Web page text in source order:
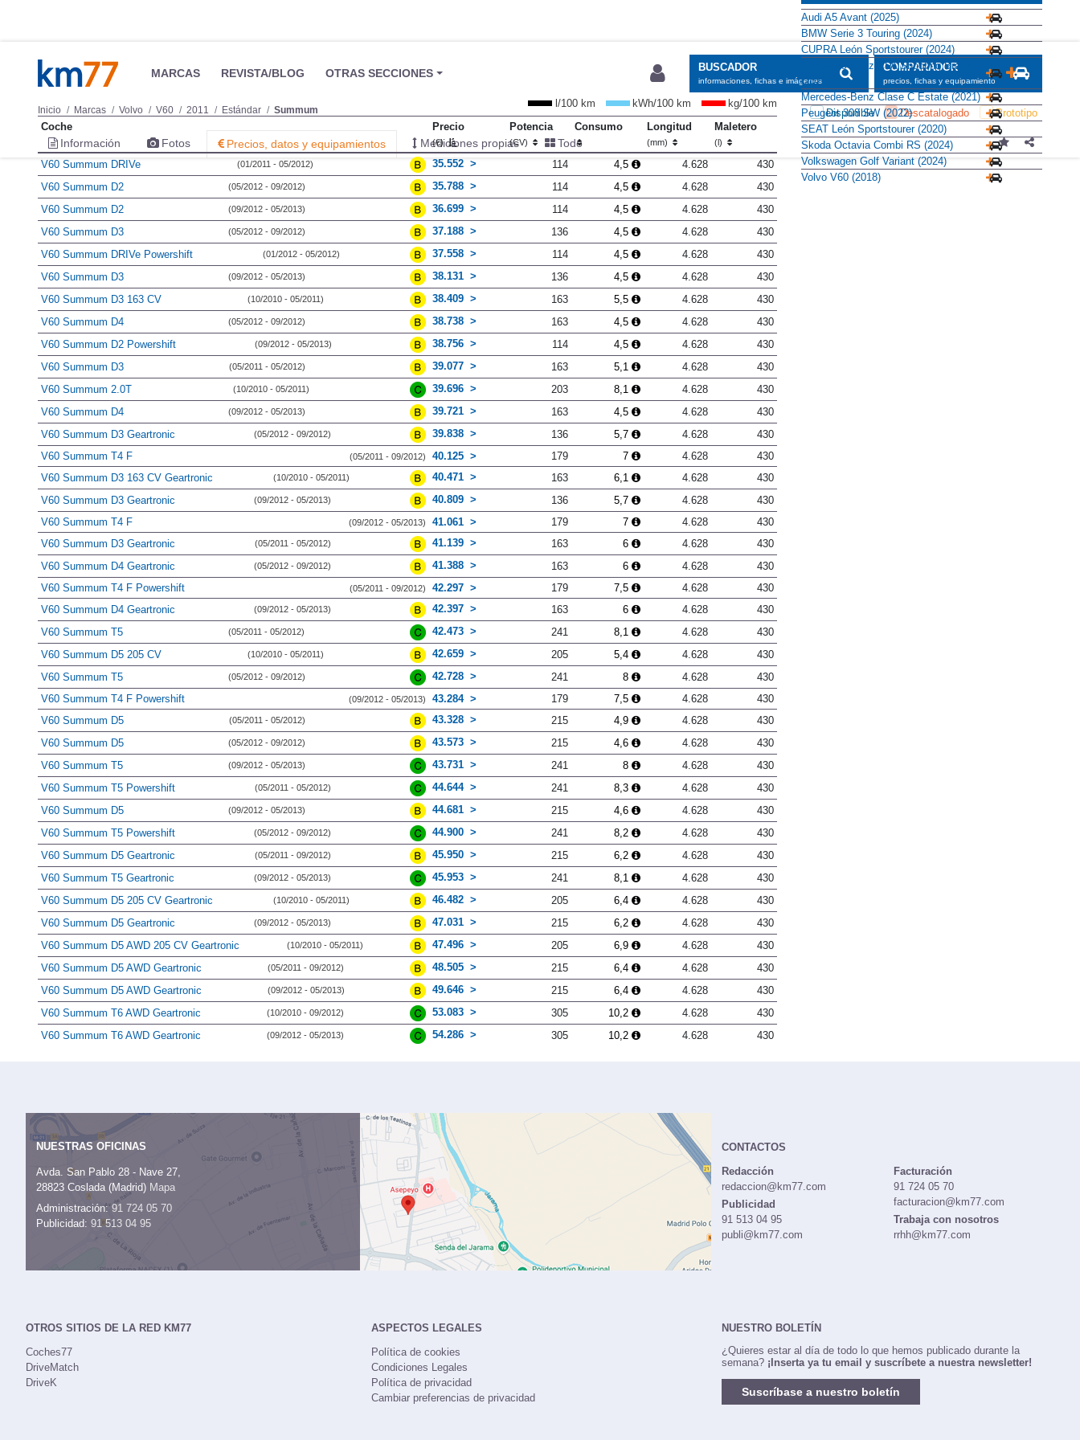
MARCAS REVISTA/BLOG OTRAS SECCIONES BUSCADOR
informaciones, fichas e imágenes
COMPARADOR
precios, fichas y equipamiento
Inicio Marcas Volvo V60 2011 Estándar Summum Disponible Descatalogado Prototipo
Información Fotos Precios, datos y equipamientos Mediciones propias Todo
l/100 km kWh/100 km
kg/100 km
Coche
Precio
(€)
Potencia
(CV)
Consumo Longitud
(mm)
Maletero
(l)
V60 Summum DRIVe (01/2011 - 05/2012) 35.552 114 4,5 4.628
430
V60 Summum D2
(05/2012 - 09/2012) 35.788 114 4,5 4.628
430
V60 Summum D2
(09/2012 - 05/2013) 36.699 114 4,5 4.628
430
V60 Summum D3
(05/2012 - 09/2012) 37.188 136 4,5 4.628
430
V60 Summum DRIVe Powershift
(01/2012 - 05/2012) 37.558 114 4,5 4.628
430
V60 Summum D3
(09/2012 - 05/2013) 38.131 136 4,5 4.628
430
V60 Summum D3 163 CV
(10/2010 - 05/2011) 38.409 163 5,5 4.628
430
V60 Summum D4
(05/2012 - 09/2012) 38.738 163 4,5 4.628
430
V60 Summum D2 Powershift
(09/2012 - 05/2013) 38.756 114 4,5 4.628
430
V60 Summum D3
(05/2011 - 05/2012) 39.077 163 5,1 4.628
430
V60 Summum 2.0T
(10/2010 - 05/2011) 39.696 203 8,1 4.628
430
V60 Summum D4
(09/2012 - 05/2013) 39.721 163 4,5 4.628
430
V60 Summum D3 Geartronic
(05/2012 - 09/2012) 39.838 136 5,7 4.628
430
V60 Summum T4 F
(05/2011 - 09/2012) 40.125 179 7 4.628
430
V60 Summum D3 163 CV Geartronic
(10/2010 - 05/2011) 40.471 163 6,1 4.628
430
V60 Summum D3 Geartronic
(09/2012 - 05/2013) 40.809 136 5,7 4.628
430
V60 Summum T4 F
(09/2012 - 05/2013) 41.061 179 7 4.628
430
V60 Summum D3 Geartronic
(05/2011 - 05/2012) 41.139 163 6 4.628
430
V60 Summum D4 Geartronic
(05/2012 - 09/2012) 41.388 163 6 4.628
430
V60 Summum T4 F Powershift
(05/2011 - 09/2012) 42.297 179 7,5 4.628
430
V60 Summum D4 Geartronic
(09/2012 - 05/2013) 42.397 163 6 4.628
430
V60 Summum T5
(05/2011 - 05/2012) 42.473 241 8,1 4.628
430
V60 Summum D5 205 CV
(10/2010 - 05/2011) 42.659 205 5,4 4.628
430
V60 Summum T5
(05/2012 - 09/2012) 42.728 241 8 4.628
430
V60 Summum T4 F Powershift
(09/2012 - 05/2013) 43.284 179 7,5 4.628
430
V60 Summum D5
(05/2011 - 05/2012) 43.328 215 4,9 4.628
430
V60 Summum D5
(05/2012 - 09/2012) 43.573 215 4,6 4.628
430
V60 Summum T5
(09/2012 - 05/2013) 43.731 241 8 4.628
430
V60 Summum T5 Powershift
(05/2011 - 05/2012) 44.644 241 8,3 4.628
430
V60 Summum D5
(09/2012 - 05/2013) 44.681 215 4,6 4.628
430
V60 Summum T5 Powershift
(05/2012 - 09/2012) 44.900 241 8,2 4.628
430
V60 Summum D5 Geartronic
(05/2011 - 09/2012) 45.950 215 6,2 4.628
430
V60 Summum T5 Geartronic
(09/2012 - 05/2013) 45.953 241 8,1 4.628
430
V60 Summum D5 205 CV Geartronic
(10/2010 - 05/2011) 46.482 205 6,4 4.628
430
V60 Summum D5 Geartronic
(09/2012 - 05/2013) 47.031 215 6,2 4.628
430
V60 Summum D5 AWD 205 CV Geartronic
(10/2010 - 05/2011) 47.496 205 6,9 4.628
430
V60 Summum D5 AWD Geartronic
(05/2011 - 09/2012) 48.505 215 6,4 4.628
430
V60 Summum D5 AWD Geartronic
(09/2012 - 05/2013) 49.646 215 6,4 4.628
430
V60 Summum T6 AWD Geartronic
(10/2010 - 09/2012) 53.083 305 10,2 4.628
430
V60 Summum T6 AWD Geartronic
(09/2012 - 05/2013) 54.286 305 10,2 4.628 430
Audi A5 Avant (2025)
BMW Serie 3 Touring (2024)
CUPRA León Sportstourer (2024)
Mercedes-Benz CLA Shooting Brake
(2023)
Mercedes-Benz Clase C Estate (2021)
Peugeot 308 SW (2022)
SEAT León Sportstourer (2020)
Skoda Octavia Combi RS (2024)
Volkswagen Golf Variant (2024)
Volvo V60 (2018)
NUESTRAS OFICINAS
Avda. San Pablo 28 - Nave 27,
28823 Coslada (Madrid) Mapa
Administración:91 724 05 70
Publicidad: 91 513 04 95
CONTACTOS
Redacción
redaccion@km77.com
Publicidad
91 513 04 95
publi@km77.com
Facturación
91 724 05 70
facturacion@km77.com
Trabaja con nosotros
rrhh@km77.com
OTROS SITIOS DE LA RED KM77
Coches77
DriveMatch
DriveK
ASPECTOS LEGALES
Política de cookies
Condiciones Legales
Política de privacidad
Cambiar preferencias de privacidad
NUESTRO BOLETÍN
¿Quieres estar al día de todo lo que hemos publicado durante la
semana? ¡Inserta ya tu email y suscríbete a nuestra newsletter!
Suscríbase a nuestro boletín